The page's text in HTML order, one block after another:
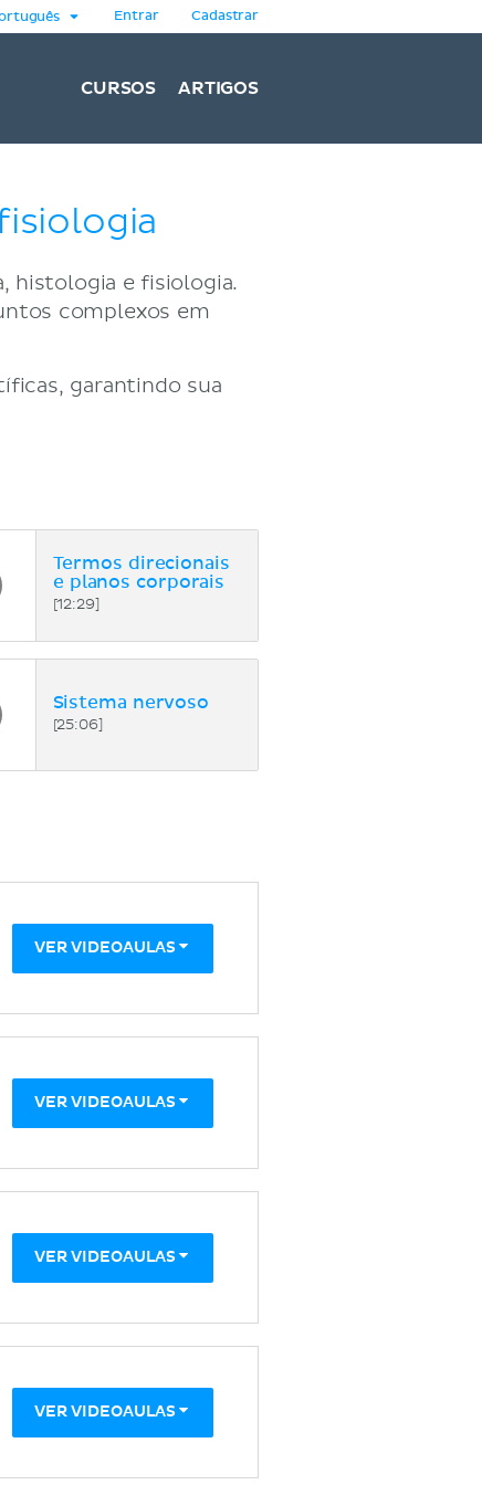
Entrar Cadastrar
CURSOS ARTIGOS
histologia e fisiologia.
complexos em
garantindo sua
Termos direcionais
e planos corporais
[12:29]
Sistema nervoso
[25:06]
VER VIDEOAULAS
VER VIDEOAULAS
VER VIDEOAULAS
VER VIDEOAULAS